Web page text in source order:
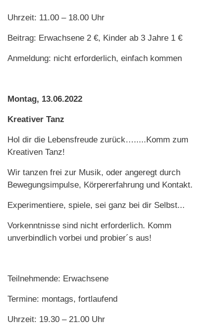
Uhrzeit: 11.00 – 18.00 Uhr
Beitrag: Erwachsene 2 €, Kinder ab 3 Jahre 1 €
Anmeldung: nicht erforderlich, einfach kommen
Montag, 13.06.2022
Kreativer Tanz
Hol dir die Lebensfreude zurück….....Komm zum
Kreativen Tanz!
Wir tanzen frei zur Musik, oder angeregt durch
Bewegungsimpulse, Körpererfahrung und Kontakt.
Experimentiere, spiele, sei ganz bei dir Selbst...
Vorkenntnisse sind nicht erforderlich. Komm
unverbindlich vorbei und probier´s aus!
Teilnehmende: Erwachsene
Termine: montags, fortlaufend
Uhrzeit: 19.30 – 21.00 Uhr